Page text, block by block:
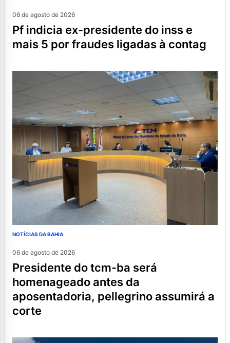
06 de agosto de 2026
pf indicia ex-presidente do inss e
mais 5 por fraudes ligadas à contag
NOTÍCIAS DA BAHIA
06 de agosto de 2026
presidente do tcm-ba será
homenageado antes da
aposentadoria, pellegrino assumirá a
corte